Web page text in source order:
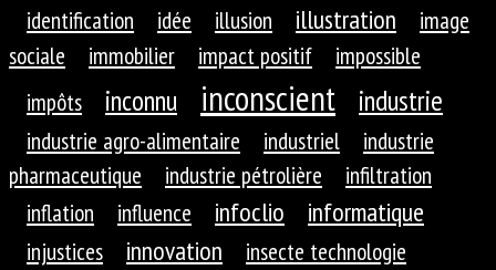
identification
idée illusion illustration
image
sociale
immobilier impact positif
impossible
impôts
inconnu inconscient industrie
industrie agro-alimentaire industriel
industrie
pharmaceutique
industrie pétrolière
infiltration
inflation
influence infoclio informatique
injustices innovation
insecte technologie